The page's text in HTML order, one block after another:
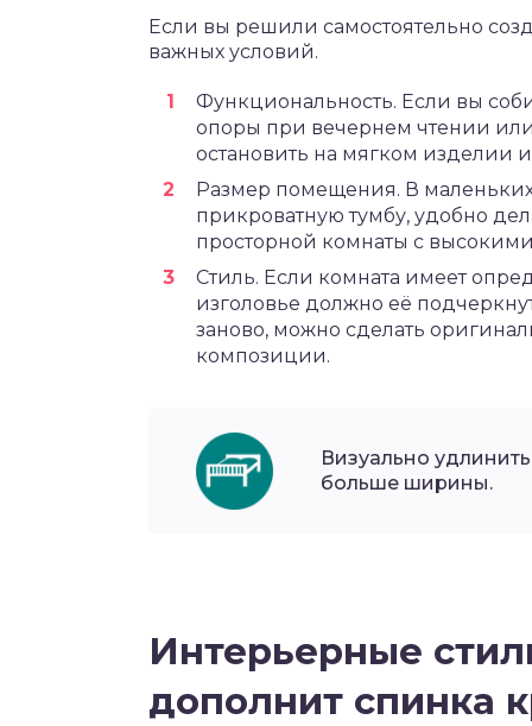
Если вы решили самостоятельно
важных условий.
Функциональность. Если вы
опоры при вечернем чтении
остановить на мягком изделии
Размер помещения. В маленьких
прикроватную тумбу, удобно
просторной комнаты с
Стиль. Если комната имеет
изголовье должно её
заново, можно сделать
композиции.
Визуально
больше ширины.
Интерьерные
дополнит спинка